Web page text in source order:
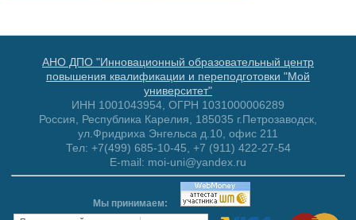
АНО ДПО "Инновационный образовательный центр
повышения квалификации и переподготовки "Мой
университет"
ИНН 1001043954, ОГРН 1031000006289
Россия, Республика Карелия, 185035 г.Петрозаводск,
ул.Фридриха Энгельса д.10, офис 211
Тел: +7(499) 685-10-45, +7 (911) 422-27-54
E-mail: moi-uni@yandex.ru
Мы принимаем: